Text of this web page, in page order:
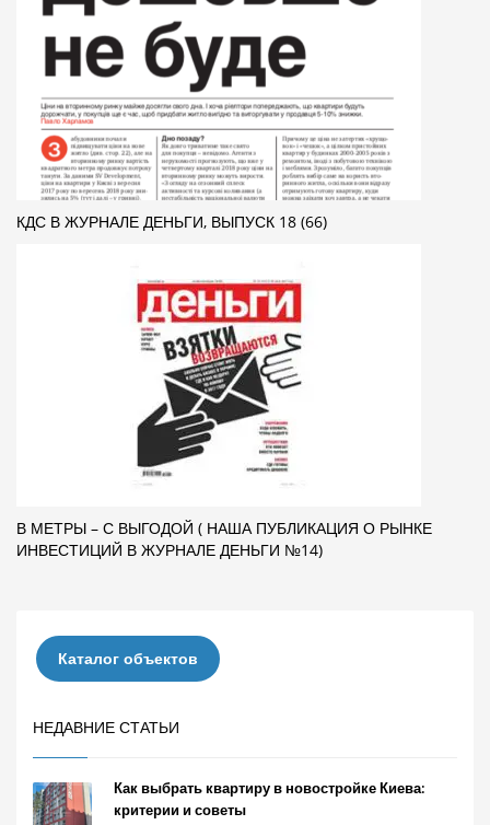
КДС В ЖУРНАЛЕ ДЕНЬГИ, ВЫПУСК 18 (66)
В МЕТРЫ – С ВЫГОДОЙ ( НАША ПУБЛИКАЦИЯ О РЫНКЕ
ИНВЕСТИЦИЙ В ЖУРНАЛЕ ДЕНЬГИ №14)
Каталог объектов
НЕДАВНИЕ СТАТЬИ
Как выбрать квартиру в новостройке Киева:
критерии и советы